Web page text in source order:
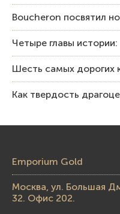
Emporium Gold
Москва, ул. Большая
32. Офис 202.